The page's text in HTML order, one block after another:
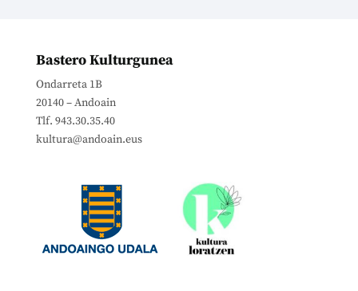
Bastero Kulturgunea
Ondarreta 1B
20140 – Andoain
Tlf. 943.30.35.40
kultura@andoain.eus